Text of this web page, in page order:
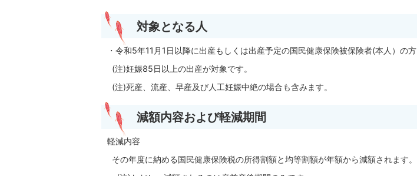
対象となる人
・令和5年11月1日以降に出産もしくは出産予定の国民健康保険被保険者(本人）の方
(注)妊娠85日以上の出産が対象です。
(注)死産、流産、早産及び人工妊娠中絶の場合も含みます。
減額内容および軽減期間
軽減内容
その年度に納める国民健康保険税の所得割額と均等割額が年額から減額されます。